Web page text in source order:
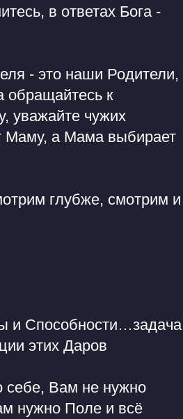
в ответах Бога -
- это наши Родители,
обращайтесь к
уважайте чужих
Маму, а Мама выбирает
глубже, смотрим и
и Способности…задача
этих Даров
себе, Вам не нужно
нужно Поле и всё